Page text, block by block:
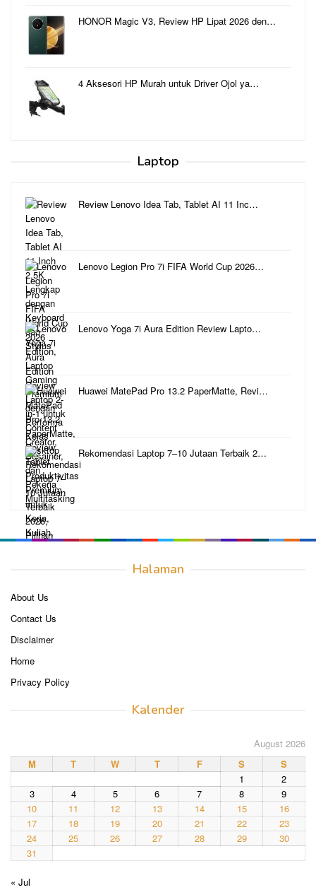
HONOR Magic V3, Review HP Lipat 2026 den…
4 Aksesori HP Murah untuk Driver Ojol ya…
Laptop
Review Lenovo Idea Tab, Tablet AI 11 Inc…
Lenovo Legion Pro 7i FIFA World Cup 2026…
Lenovo Yoga 7i Aura Edition Review Lapto…
Huawei MatePad Pro 13.2 PaperMatte, Revi…
Rekomendasi Laptop 7–10 Jutaan Terbaik 2…
Halaman
About Us
Contact Us
Disclaimer
Home
Privacy Policy
Kalender
August 2026
M
T W T F S
S
1
2
3
4 5 6 7 8
9
10
11 12 13 14 15
16
17
18 19 20 21 22
23
24
25 26 27 28 29
30
31
« Jul